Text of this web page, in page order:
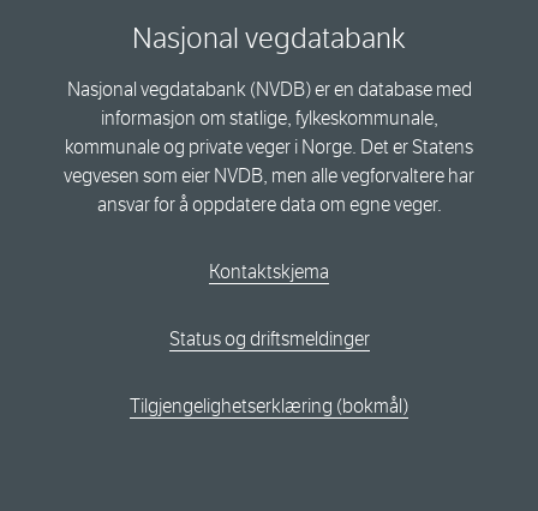
Nasjonal vegdatabank
Nasjonal vegdatabank (NVDB) er en database med
informasjon om statlige, fylkeskommunale,
kommunale og private veger i Norge. Det er Statens
vegvesen som eier NVDB, men alle vegforvaltere har
ansvar for å oppdatere data om egne veger.
Kontaktskjema
Status og driftsmeldinger
Tilgjengelighetserklæring (bokmål)